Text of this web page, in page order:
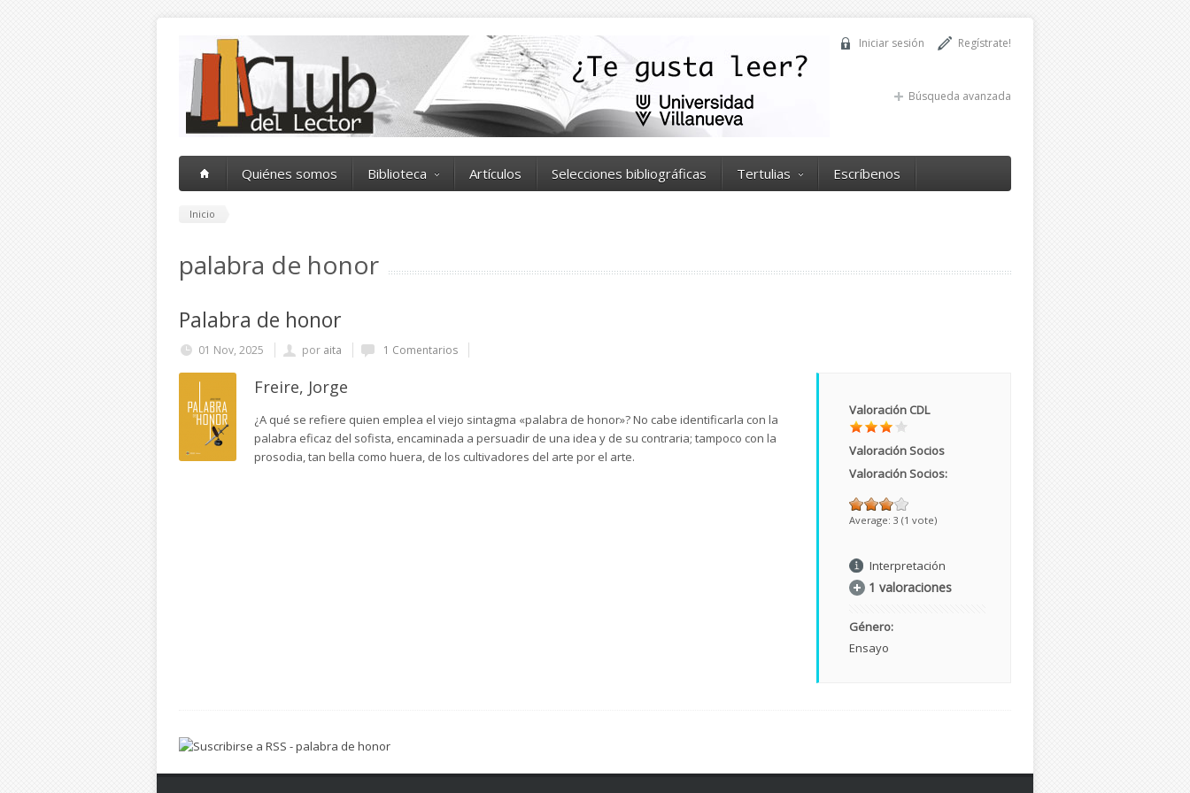
Regístrate!
Iniciar sesión
Búsqueda avanzada
Quiénes somos Biblioteca Artículos Selecciones bibliográficas Tertulias Escríbenos
Inicio
palabra de honor
Palabra de honor
01 Nov, 2025 por aita 1 Comentarios
Freire, Jorge
¿A qué se refiere quien emplea el viejo sintagma «palabra de honor»? No cabe identificarla con la
palabra eficaz del sofista, encaminada a persuadir de una idea y de su contraria; tampoco con la
prosodia, tan bella como huera, de los cultivadores del arte por el arte.
Valoración CDL
Valoración Socios
Valoración Socios:
Average: 3 (1 vote)
Interpretación
1 valoraciones
Género:
Ensayo